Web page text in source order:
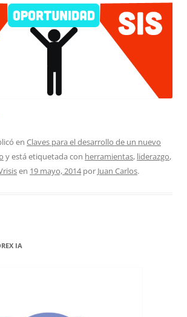
en Claves para el desarrollo de un nuevo
y está etiquetada con herramientas, liderazgo,
en 19 mayo, 2014por Juan Carlos.
IA